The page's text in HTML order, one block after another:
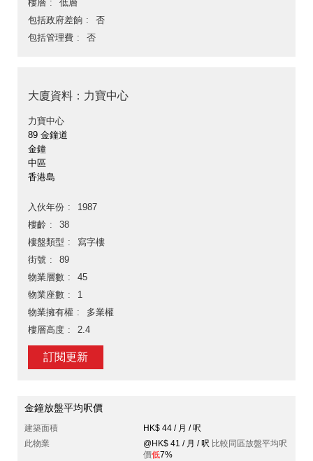
樓層
低層
包括政府差餉
否
包括管理費
否
大廈資料：力寶中心
力寶中心
89 金鐘道
金鐘
中區
香港島
入伙年份
1987
樓齡
38
樓盤類型
寫字樓
街號
89
物業層數
45
物業座數
1
物業擁有權
多業權
樓層高度
2.4
訂閱更新
金鐘放盤平均呎價
建築面積
HK$ 44 / 月 / 呎
此物業
@HK$ 41 / 月 / 呎 比較同區放盤平均呎
價低7%